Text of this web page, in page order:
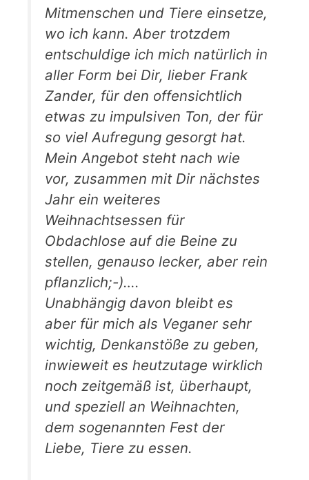
Mitmenschen und Tiere einsetze,
wo ich kann. Aber trotzdem
entschuldige ich mich natürlich in
aller Form bei Dir, lieber Frank
Zander, für den offensichtlich
etwas zu impulsiven Ton, der für
so viel Aufregung gesorgt hat.
Mein Angebot steht nach wie
vor, zusammen mit Dir nächstes
Jahr ein weiteres
Weihnachtsessen für
Obdachlose auf die Beine zu
stellen, genauso lecker, aber rein
pflanzlich;-)….
Unabhängig davon bleibt es
aber für mich als Veganer sehr
wichtig, Denkanstöße zu geben,
inwieweit es heutzutage wirklich
noch zeitgemäß ist, überhaupt,
und speziell an Weihnachten,
dem sogenannten Fest der
Liebe, Tiere zu essen.